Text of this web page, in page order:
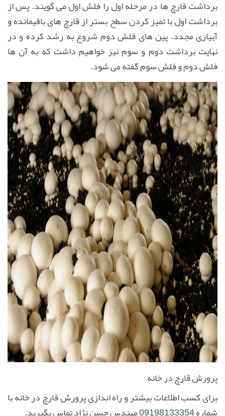
برداشت قارچ ها در مرحله اول را فلش اول می گویند. پس از
برداشت اول با تمیز کردن سطح بستر از قارچ های باقیمانده و
آبیاری مجدد، پین های فلش دوم شروع به رشد کرده و در
نهایت برداشت دوم و سوم نیز خواهیم داشت که به آن ها
فلش دوم و فلش سوم گفته می شود.
پرورش قارچ در خانه
برای کسب اطلاعات بیشتر و راه اندازی پرورش قارچ در خانه با